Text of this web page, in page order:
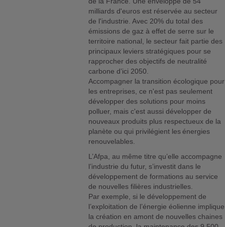
milliards d'euros est réservée au secteur
de l'industrie. Avec 20% du total des
émissions de gaz à effet de serre sur le
territoire national, le secteur fait partie des
principaux leviers stratégiques pour se
rapprocher des objectifs de neutralité
carbone d’ici 2050.
Accompagner la transition écologique pour
les entreprises, ce n'est pas seulement
développer des solutions pour moins
polluer, mais c'est aussi développer de
nouveaux produits plus respectueux de la
planète ou qui privilégient les énergies
renouvelables.
L’Afpa, au même titre qu’elle accompagne
l’industrie du futur, s’investit dans le
développement de formations au service
de nouvelles filières industrielles.
Par exemple, si le développement de
l’exploitation de l’énergie éolienne implique
la création en amont de nouvelles chaines